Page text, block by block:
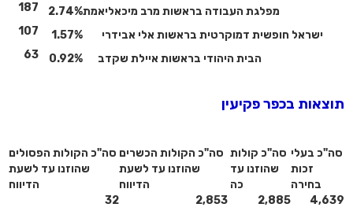
מפלגת העבודה בראשות מרב מיכאליאמת2.74%
187
ישראל חופשית דמוקרטית בראשות אלי אבידרי 1.57%
107
הבית היהודי בראשות איילת שקדב 0.92%
63
תוצאות בכפר פקיעין
סה"כ בעלי
זכות
בחירה
סה"כ קולות
שהוזנו עד
כה
סה"כ הקולות הכשרים
שהוזנו עד לשעת
הדיווח
סה"כ הקולות הפסולים
שהוזנו עד לשעת
הדיווח
4,639
2,885
2,853
32